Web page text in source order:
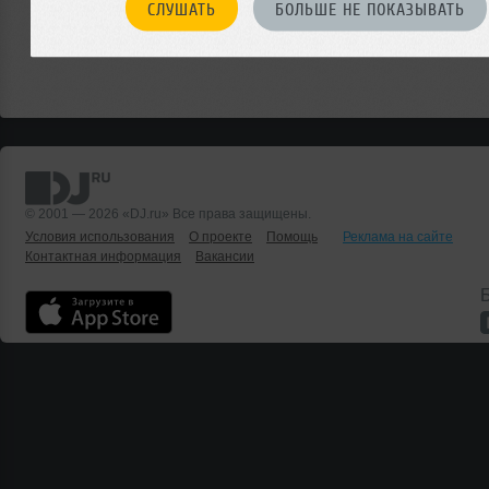
СЛУШАТЬ БОЛЬШЕ НЕ ПОКАЗЫВАТЬ
© 2001 — 2026 «DJ.ru» Все права защищены.
Условия использования
О проекте Помощь
Реклама на сайте
Контактная информация
Вакансии